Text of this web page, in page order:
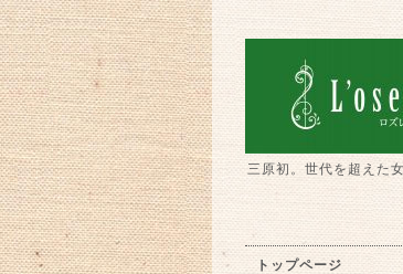
三原初。世代を超えた
トップページ